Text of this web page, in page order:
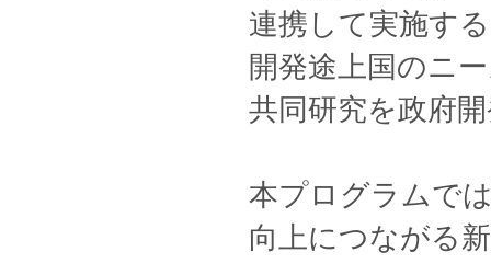
連携して実施す
開発途上国のニ
共同研究を政府
本プログラムで
向上につながる